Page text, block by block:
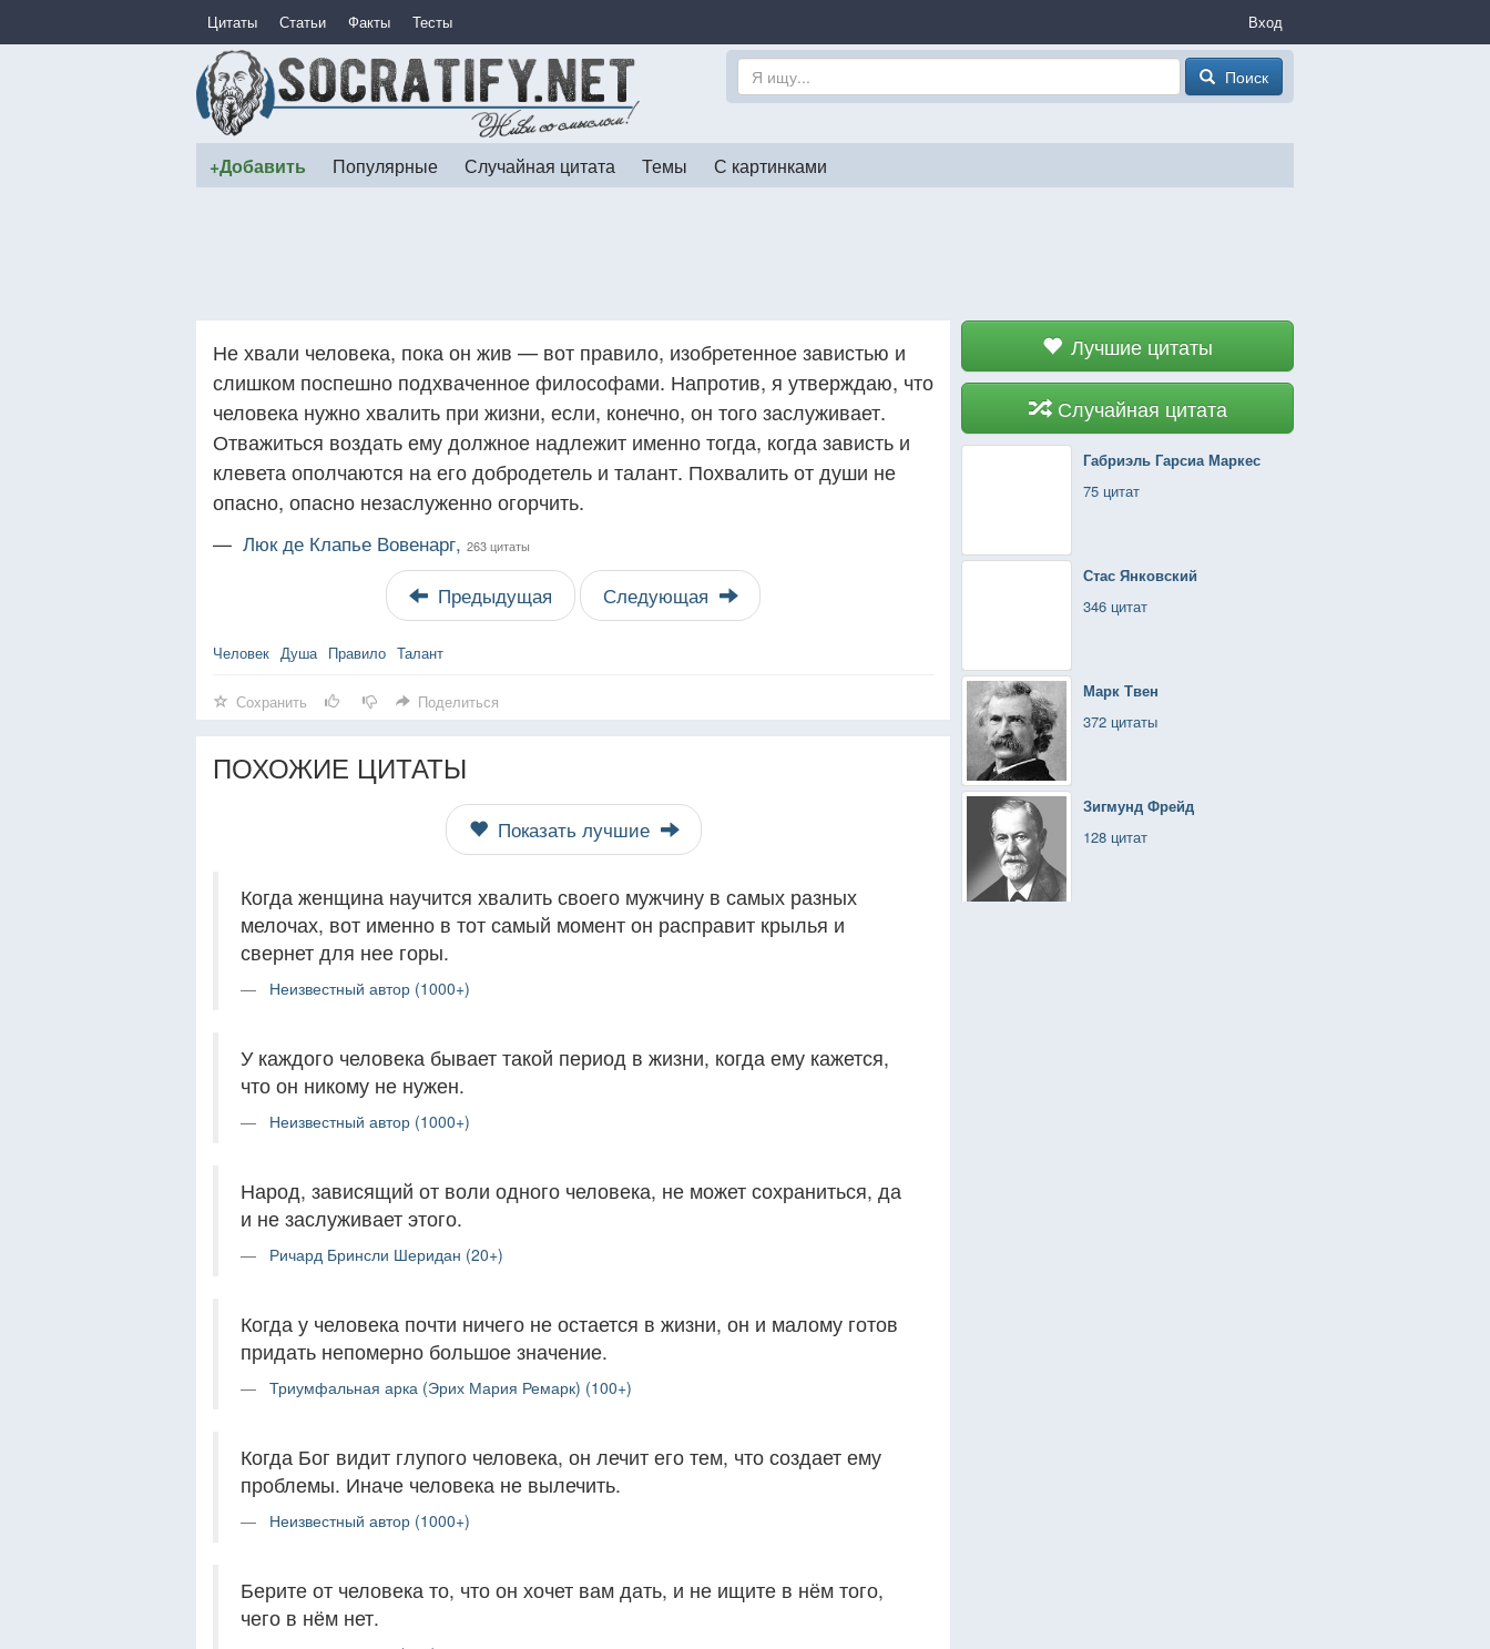
Цитаты Статьи Факты Тесты Вход
Поиск
+Добавить Популярные Случайная цитата Темы С картинками
Лучшие цитаты
Случайная цитата
Габриэль Гарсиа Маркес
75 цитат
Стас Янковский
346 цитат
Марк Твен
372 цитаты
Зигмунд Фрейд
128 цитат
Не хвали человека, пока он жив — вот правило, изобретенное завистью и
слишком поспешно подхваченное философами. Напротив, я утверждаю, что
человека нужно хвалить при жизни, если, конечно, он того заслуживает.
Отважиться воздать ему должное надлежит именно тогда, когда зависть и
клевета ополчаются на его добродетель и талант. Похвалить от души не
опасно, опасно незаслуженно огорчить.
— Люк де Клапье Вовенарг, 263 цитаты
Предыдущая Следующая
Человек Душа Правило Талант
Сохранить Поделиться
ПОХОЖИЕ ЦИТАТЫ
Показать лучшие
Когда женщина научится хвалить своего мужчину в самых разных
мелочах, вот именно в тот самый момент он расправит крылья и
свернет для нее горы.
Неизвестный автор (1000+)
У каждого человека бывает такой период в жизни, когда ему кажется,
что он никому не нужен.
Неизвестный автор (1000+)
Народ, зависящий от воли одного человека, не может сохраниться, да
и не заслуживает этого.
Ричард Бринсли Шеридан (20+)
Когда у человека почти ничего не остается в жизни, он и малому готов
придать непомерно большое значение.
Триумфальная арка (Эрих Мария Ремарк) (100+)
Когда Бог видит глупого человека, он лечит его тем, что создает ему
проблемы. Иначе человека не вылечить.
Неизвестный автор (1000+)
Берите от человека то, что он хочет вам дать, и не ищите в нём того,
чего в нём нет.